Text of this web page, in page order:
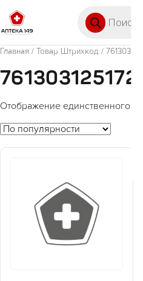
Главная / Товар Штрихкод /
Отображение единственного